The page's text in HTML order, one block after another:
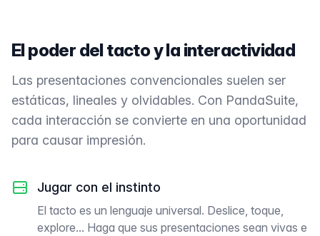
El poder del tacto y la interactividad
Las presentaciones convencionales suelen ser
estáticas, lineales y olvidables. Con PandaSuite,
cada interacción se convierte en una oportunidad
para causar impresión.
Jugar con el instinto
El tacto es un lenguaje universal. Deslice, toque,
explore... Haga que sus presentaciones sean vivas e